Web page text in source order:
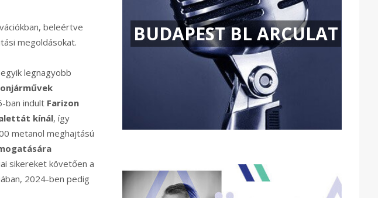
beleértve
megoldásokat.
legnagyobb
ban indult Farizon
kínál, így
metanol meghajtású
sikereket követően a
2024-ben pedig
BUDAPEST BL ARCULAT